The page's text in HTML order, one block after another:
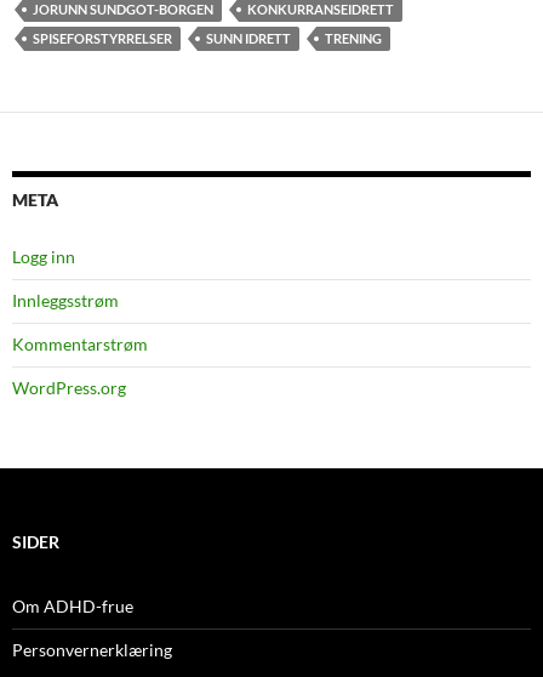
JORUNN SUNDGOT-BORGEN
KONKURRANSEIDRETT
SPISEFORSTYRRELSER
SUNN IDRETT TRENING
META
Logg inn
Innleggsstrøm
Kommentarstrøm
WordPress.org
SIDER
Om ADHD-frue
Personvernerklæring